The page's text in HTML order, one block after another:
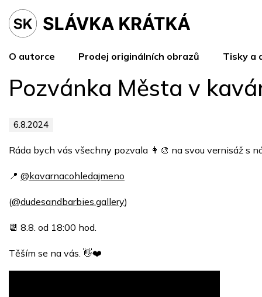
na
obsah
O autorce Prodej originálních obrazů Tisky a
Pozvánka Města v
6.8.2024
Ráda bych vás všechny pozvala 👩‍🎨 na svou vernisáž s
📍 @kavarnacohledajmeno
(@dudesandbarbies.gallery)
📆 8.8. od 18:00 hod.
Těším se na vás. 👋❤️